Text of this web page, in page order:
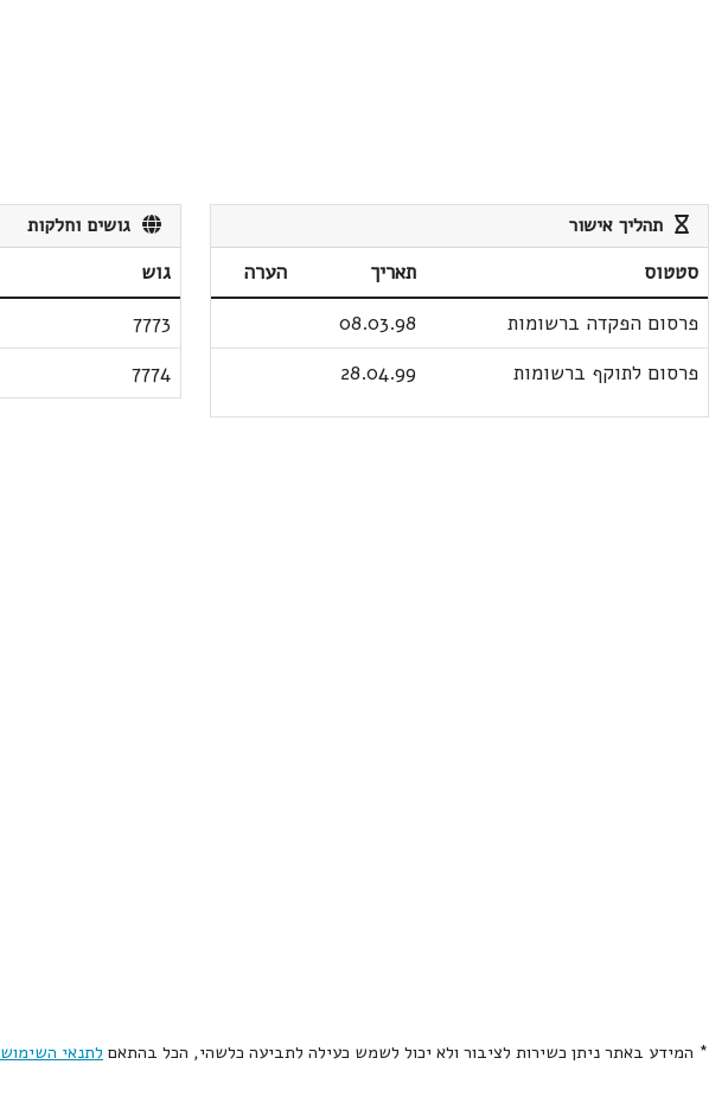
תהליך אישור
סטטוס תאריך
הערה
פרסום הפקדה ברשומות
08.03.98
פרסום לתוקף ברשומות
28.04.99
גושים וחלקות
גוש
7773
7774
* המידע באתר ניתן כשירות לציבור ולא יכול לשמש כעילה לתביעה כלשהי, הכל בהתאם לתנאי השימוש